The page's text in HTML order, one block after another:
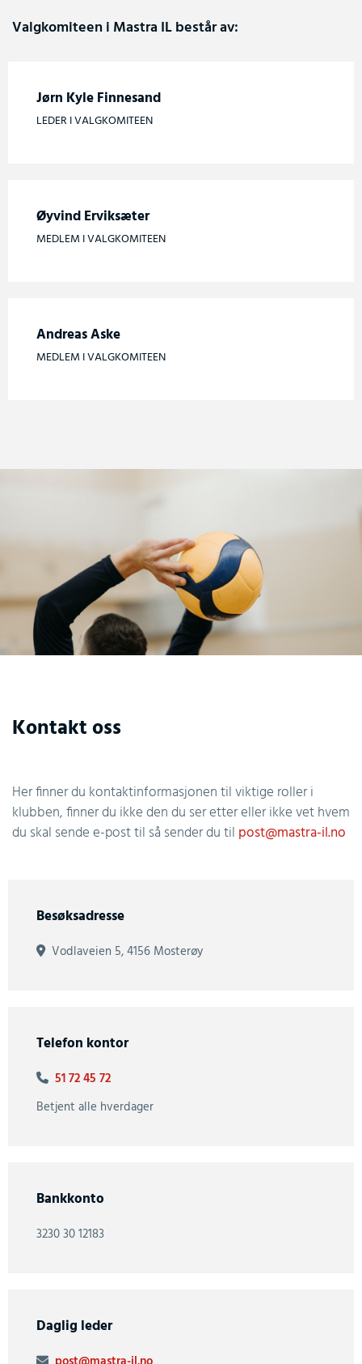
Valgkomiteen i Mastra IL består av:
Jørn Kyle Finnesand
LEDER I VALGKOMITEEN
Øyvind Erviksæter
MEDLEM I VALGKOMITEEN
Andreas Aske
MEDLEM I VALGKOMITEEN
Kontakt oss
Her finner du kontaktinformasjonen til viktige roller i
klubben, finner du ikke den du ser etter eller ikke vet hvem
du skal sende e-post til så sender du til post@mastra-il.no
Besøksadresse
Vodlaveien 5, 4156 Mosterøy
Telefon kontor
 51 72 45 72
Betjent alle hverdager
Bankkonto
3230 30 12183
Daglig leder
